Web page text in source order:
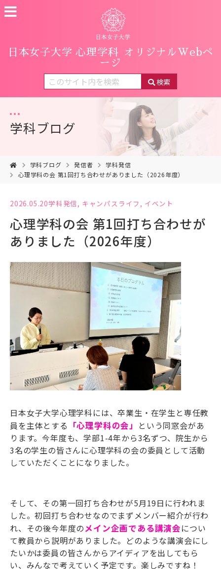
日本女子大学 心理学科
オリジナルWebペ
ージ
検索
学科ブログ
学科ブログ 発信者
学科発信
心理学科の会 第1回打ち合わせがありました（2026年度）
2026.05.20学科発信, キャンパスライフ , イベント
心理学科の会 第1回打ち合わせが
ありました（2026年度）
日本女子大学心理学科には、卒業生・在学生と専任教
員を主体とする 「心理学科の会」
という同窓会があ
ります。今年度も、学部1-4年から3名ずつ、院生から
3名の学生の皆さんに心理学科の会の委員として活動
していただくことになりました。
そして、その第一回打ち合わせが5月19日に行われま
した。初回打ち合わせなのでまずメンバー紹介が行わ
れ、その後今年度のメイン企画である講演会につい
て教員から説明がありました。どのような講演会にし
たいかは委員の皆さんからアイディアを出してもら
い、みんなで考えていく予定です。楽しみですね！